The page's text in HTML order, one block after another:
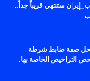
ستنتهي قريباً جداً..
صفة ضابط شرطة
التراخيص الخاصة بها..